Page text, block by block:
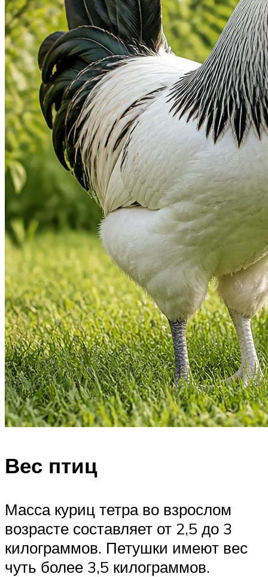
Вес птиц
Масса куриц тетра во взрослом
возрасте составляет от 2,5 до 3
килограммов. Петушки имеют вес
чуть более 3,5 килограммов.